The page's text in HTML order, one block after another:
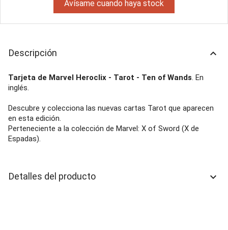
Avísame cuando haya stock
Descripción keyboard_arrow_up
Tarjeta de Marvel Heroclix - Tarot - Ten of Wands. En
inglés.
Descubre y colecciona las nuevas cartas Tarot que aparecen
en esta edición.
Perteneciente a la colección de Marvel: X of Sword (X de
Espadas).
Detalles del producto keyboard_arrow_down